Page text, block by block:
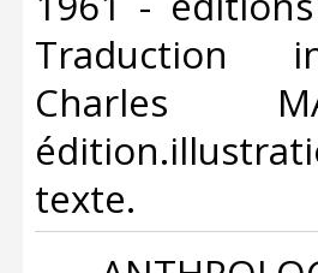
Traduction
Charles
texte.‎